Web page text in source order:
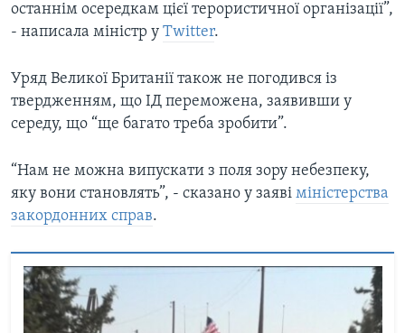
останнім осередкам цієї терористичної організації”,
- написала міністр у Twitter.
Уряд Великої Британії також не погодився із
твердженням, що ІД переможена, заявивши у
середу, що “ще багато треба зробити”.
“Нам не можна випускати з поля зору небезпеку,
яку вони становлять”, - сказано у заяві міністерства
закордонних справ.